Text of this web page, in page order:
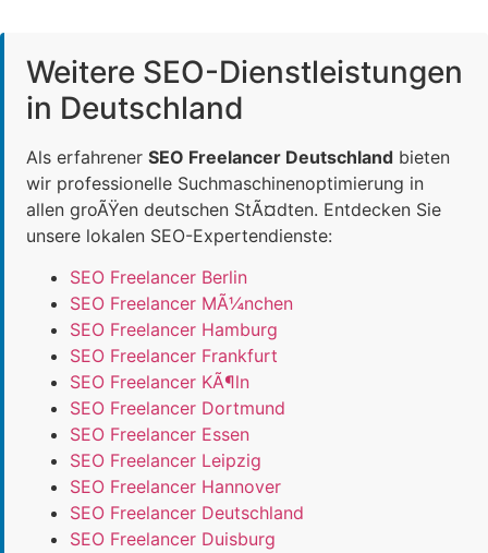
Weitere SEO-Dienstleistungen
in Deutschland
Als erfahrener SEO Freelancer Deutschland bieten
wir professionelle Suchmaschinenoptimierung in
allen groÃŸen deutschen StÃ¤dten. Entdecken Sie
unsere lokalen SEO-Expertendienste:
SEO Freelancer Berlin
SEO Freelancer MÃ¼nchen
SEO Freelancer Hamburg
SEO Freelancer Frankfurt
SEO Freelancer KÃ¶ln
SEO Freelancer Dortmund
SEO Freelancer Essen
SEO Freelancer Leipzig
SEO Freelancer Hannover
SEO Freelancer Deutschland
SEO Freelancer Duisburg